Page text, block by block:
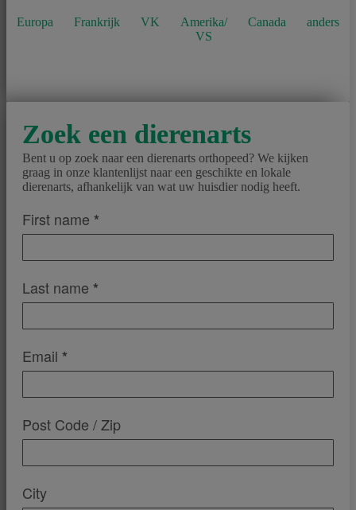
Europa Frankrijk VK
Amerika/
VS
Canada anders
Zoek een dierenarts
Bent u op zoek naar een dierenarts orthopeed? We kijken
graag in onze klantenlijst naar een geschikte en lokale
dierenarts, afhankelijk van wat uw huisdier nodig heeft.
First name *
Last name *
Email *
Post Code / Zip
City